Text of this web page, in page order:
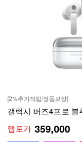
[2%추가적립/정품보장]
갤럭시 버즈4프로
앱토가 359,000